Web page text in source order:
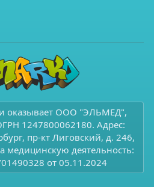
оказывает ООО "ЭЛЬМЕД",
1247800062180. Адрес:
пр-кт Лиговский, д. 246,
медицинскую деятельность:
от 05.11.2024